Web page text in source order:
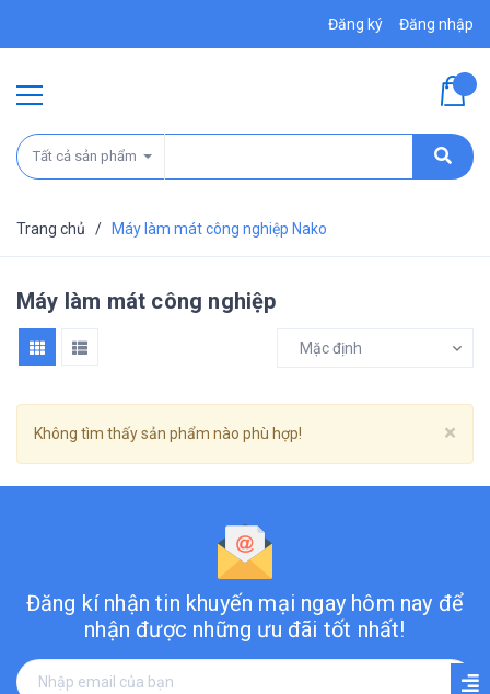
Đăng ký Đăng nhập
Tất cả sản phẩm
Trang chủ / Máy làm mát công nghiệp Nako
Máy làm mát công nghiệp
Mặc định
×
Không tìm thấy sản phẩm nào phù hợp!
Đăng kí nhận tin khuyến mại ngay hôm nay để
nhận được những ưu đãi tốt nhất!